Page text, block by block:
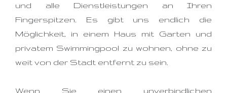
und alle Dienstleistungen an Ihren
Fingerspitzen. Es gibt uns endlich die
Möglichkeit, in einem Haus mit Garten und
privatem Swimmingpool zu wohnen, ohne zu
weit von der Stadt entfernt zu sein.
Wenn Sie einen unverbindlichen